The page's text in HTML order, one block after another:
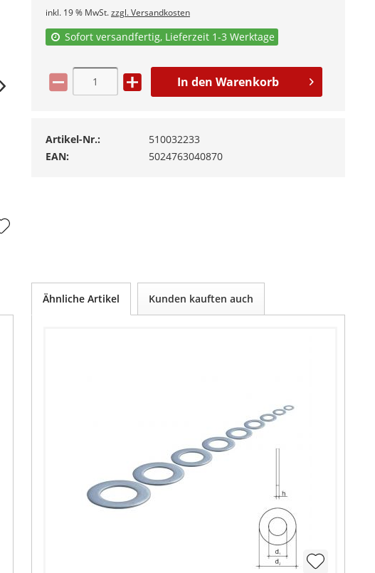
inkl. 19 % MwSt.zzgl. Versandkosten
Sofort versandfertig, Lieferzeit 1-3 Werktage
In den Warenkorb
Artikel-Nr.:
510032233
EAN:
5024763040870
Ähnliche Artikel Kunden kauften auch